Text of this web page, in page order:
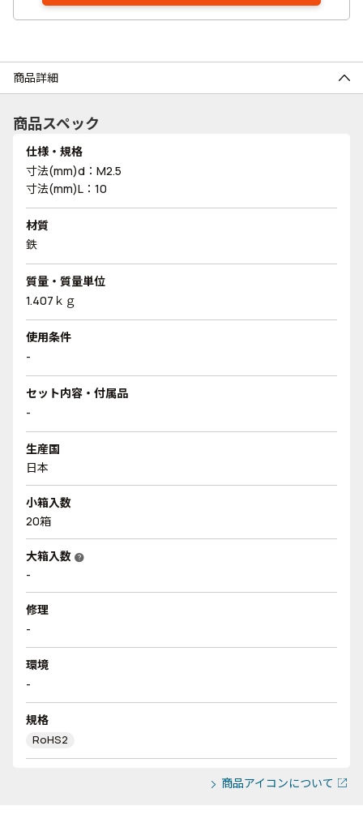
商品詳細
商品スペック
仕様・規格
寸法(mm)d：M2.5
寸法(mm)L：10
材質
鉄
質量・質量単位
1.407ｋｇ
使用条件
-
セット内容・付属品
-
生産国
日本
小箱入数
20箱
大箱入数 help
-
修理
-
環境
-
規格
RoHS2
商品アイコンについて